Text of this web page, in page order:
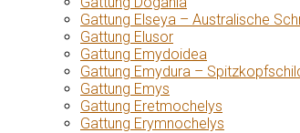
Gattung Elseya – Australische
Gattung Elusor
Gattung Emydoidea
Gattung Emydura –
Gattung Emys
Gattung Eretmochelys
Gattung Erymnochelys